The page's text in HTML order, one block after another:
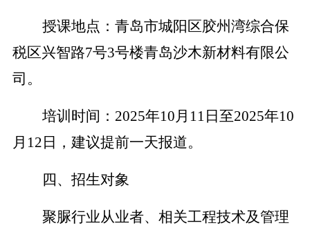
授课地点： 青岛市城阳区胶州湾综合保
税区兴智路7号3号楼青岛沙木新材料有限公
司 。
培训时间： 2025年10月 11 日至2025年10
月 12 日，建议提前一天报道。
四、招生对象
聚脲行业从业者、相关工程技术及管理